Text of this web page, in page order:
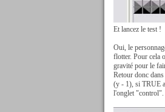
Et lancez le test !
Oui, le
flotter. Pour cela
gravité pour le
Retour donc
(y - 1), si TRUE
l'onglet "control".